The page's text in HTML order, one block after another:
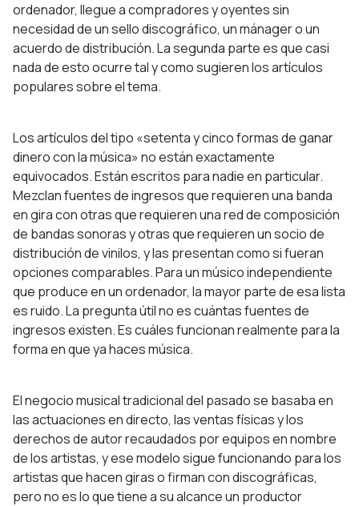
ordenador, llegue a compradores y oyentes sin
necesidad de un sello discográfico, un mánager o un
acuerdo de distribución. La segunda parte es que casi
nada de esto ocurre tal y como sugieren los artículos
populares sobre el tema.
Los artículos del tipo «setenta y cinco formas de ganar
dinero con la música» no están exactamente
equivocados. Están escritos para nadie en particular.
Mezclan fuentes de ingresos que requieren una banda
en gira con otras que requieren una red de composición
de bandas sonoras y otras que requieren un socio de
distribución de vinilos, y las presentan como si fueran
opciones comparables. Para un músico independiente
que produce en un ordenador, la mayor parte de esa lista
es ruido. La pregunta útil no es cuántas fuentes de
ingresos existen. Es cuáles funcionan realmente para la
forma en que ya haces música.
El negocio musical tradicional del pasado se basaba en
las actuaciones en directo, las ventas físicas y los
derechos de autor recaudados por equipos en nombre
de los artistas, y ese modelo sigue funcionando para los
artistas que hacen giras o firman con discográficas,
pero no es lo que tiene a su alcance un productor